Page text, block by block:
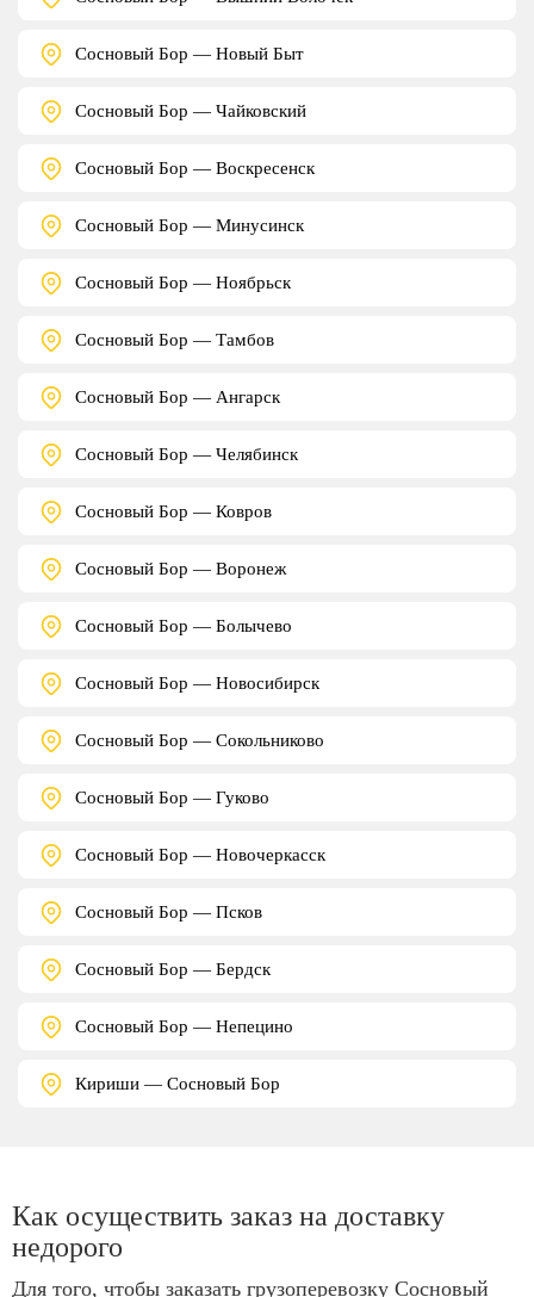
Сосновый Бор — Новый Быт
Сосновый Бор — Чайковский
Сосновый Бор — Воскресенск
Сосновый Бор — Минусинск
Сосновый Бор — Ноябрьск
Сосновый Бор — Тамбов
Сосновый Бор — Ангарск
Сосновый Бор — Челябинск
Сосновый Бор — Ковров
Сосновый Бор — Воронеж
Сосновый Бор — Болычево
Сосновый Бор — Новосибирск
Сосновый Бор — Сокольниково
Сосновый Бор — Гуково
Сосновый Бор — Новочеркасск
Сосновый Бор — Псков
Сосновый Бор — Бердск
Сосновый Бор — Непецино
Кириши — Сосновый Бор
Как осуществить заказ на доставку
недорого
Для того, чтобы заказать грузоперевозку Сосновый